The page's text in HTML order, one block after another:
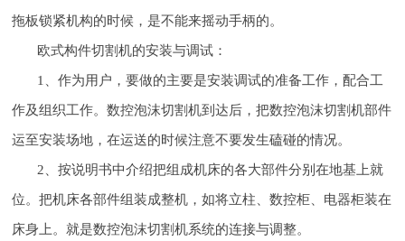
拖板锁紧机构的时候，是不能来摇动手柄的。
欧式构件切割机的安装与调试：
1、作为用户，要做的主要是安装调试的准备工作，配合工
作及组织工作。数控泡沫切割机到达后，把数控泡沫切割机部件
运至安装场地，在运送的时候注意不要发生磕碰的情况。
2、按说明书中介绍把组成机床的各大部件分别在地基上就
位。把机床各部件组装成整机，如将立柱、数控柜、电器柜装在
床身上。就是数控泡沫切割机系统的连接与调整。